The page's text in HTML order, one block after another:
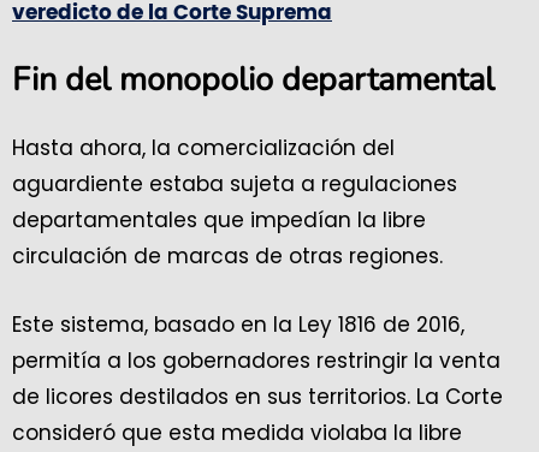
veredicto de la Corte Suprema
Fin del monopolio departamental
Hasta ahora, la comercialización del
aguardiente estaba sujeta a regulaciones
departamentales que impedían la libre
circulación de marcas de otras regiones.
Este sistema, basado en la Ley 1816 de 2016,
permitía a los gobernadores restringir la venta
de licores destilados en sus territorios. La Corte
consideró que esta medida violaba la libre